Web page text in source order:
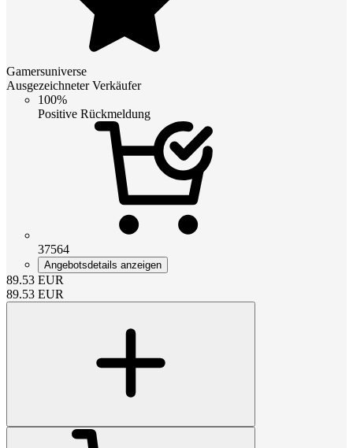
Gamersuniverse
Ausgezeichneter Verkäufer
100%
Positive Rückmeldung
37564
Angebotsdetails anzeigen
89.53 EUR
89.53 EUR